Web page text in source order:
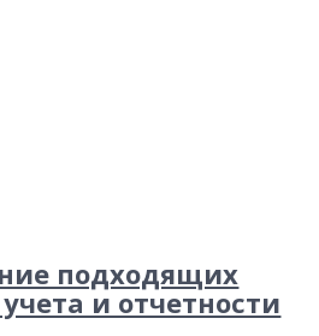
подходящих
и отчетности